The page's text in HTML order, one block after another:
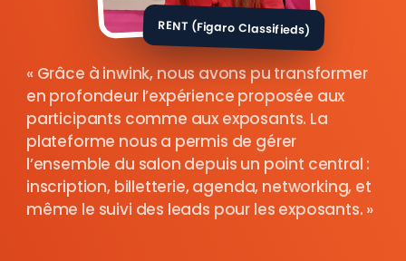
RENT (Figaro Classifieds)
Grâce à inwink, nous avons pu transformer
en profondeur l’expérience proposée aux
participants comme aux exposants. La
plateforme nous a permis de gérer
l’ensemble du salon depuis un point central :
inscription, billetterie, agenda, networking, et
même le suivi des leads pour les exposants.